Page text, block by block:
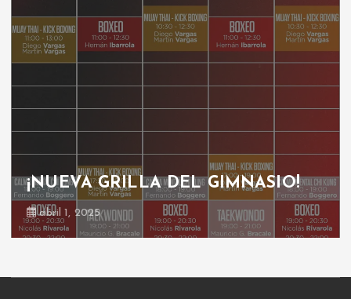
¡NUEVA GRILLA DEL GIMNASIO!
abril 1, 2025